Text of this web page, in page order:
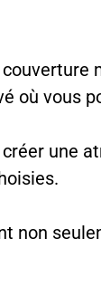
où vous
non